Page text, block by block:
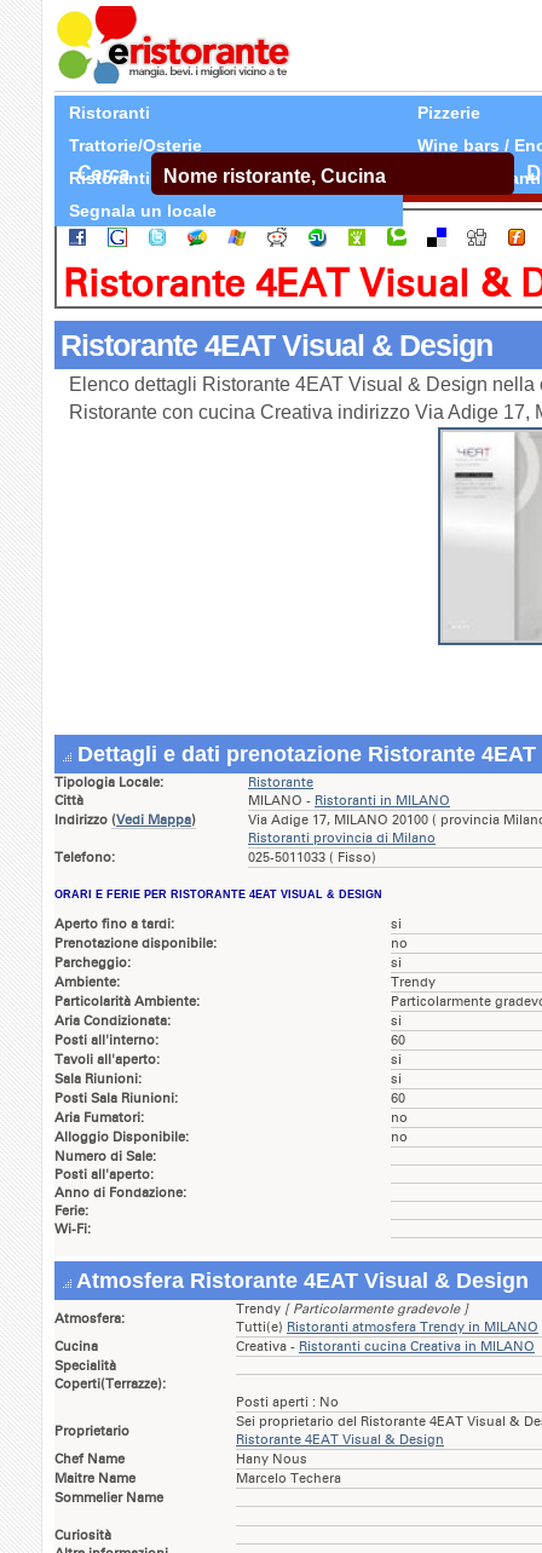
Ristoranti
Pizzerie
Trattorie/Osterie
Wine bars /
Ristoranti Etnici
Tutti Ristoranti
Segnala un locale
Cerca
Ristorante 4EAT Visual &
Ristorante 4EAT Visual & Design
Elenco dettagli Ristorante 4EAT Visual & Design nella
Ristorante con cucina Creativa indirizzo Via Adige 17,
Dettagli e dati prenotazione Ristorante
Tipologia Locale:
Ristorante
Città
MILANO - Ristoranti in MILANO
Indirizzo (Vedi Mappa)
Via Adige 17, MILANO 20100 ( provincia
Ristoranti provincia di Milano
Telefono:
025-5011033 ( Fisso)
ORARI E FERIE PER RISTORANTE 4EAT VISUAL & DESIGN
Aperto fino a tardi:
si
Prenotazione disponibile:
no
Parcheggio:
si
Ambiente:
Trendy
Particolarità Ambiente:
Particolarmente
Aria Condizionata:
si
Posti all'interno:
60
Tavoli all'aperto:
si
Sala Riunioni:
si
Posti Sala Riunioni:
60
Aria Fumatori:
no
Alloggio Disponibile:
no
Numero di Sale:
Posti all'aperto:
Anno di Fondazione:
Ferie:
Wi-Fi:
Atmosfera Ristorante 4EAT Visual & Design
Atmosfera:
Trendy [ Particolarmente gradevole ]
Tutti(e) Ristoranti atmosfera Trendy in MILANO
Cucina
Creativa - Ristoranti cucina Creativa in MILANO
Specialità
Coperti(Terrazze):
Posti aperti : No
Proprietario
Sei proprietario del Ristorante 4EAT Visual &
Ristorante 4EAT Visual & Design
Chef Name
Hany Nous
Maitre Name
Marcelo Techera
Sommelier Name
Curiosità